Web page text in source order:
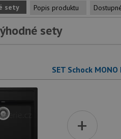
sety Popis produktu
sety
SET Schock
+